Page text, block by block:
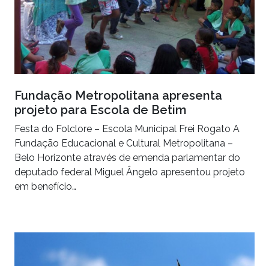
Fundação Metropolitana apresenta
projeto para Escola de Betim
Festa do Folclore – Escola Municipal Frei Rogato A
Fundação Educacional e Cultural Metropolitana –
Belo Horizonte através de emenda parlamentar do
deputado federal Miguel Ângelo apresentou projeto
em benefício…